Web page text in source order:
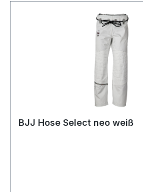
BJJ Hose Select neo weiß